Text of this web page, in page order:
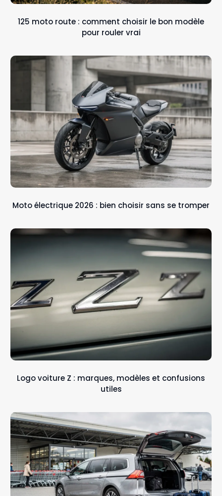
125 moto route : comment choisir le bon modèle
pour rouler vrai
Moto électrique 2026 : bien choisir sans se tromper
Logo voiture Z : marques, modèles et confusions
utiles